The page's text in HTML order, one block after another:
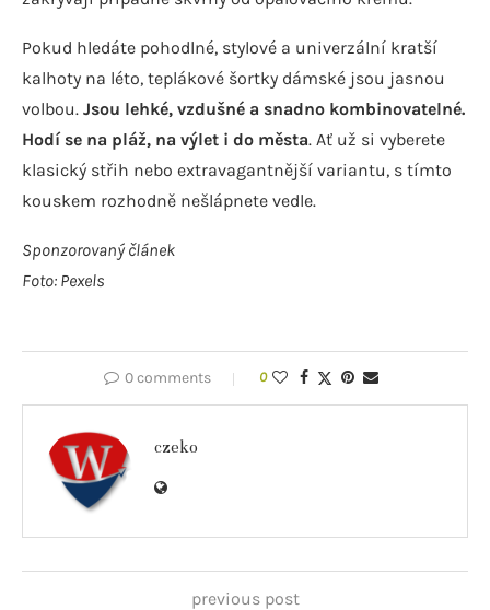
Pokud hledáte pohodlné, stylové a univerzální kratší
kalhoty na léto, teplákové šortky dámské jsou jasnou
volbou. Jsou lehké, vzdušné a snadno kombinovatelné.
Hodí se na pláž, na výlet i do města. Ať už si vyberete
klasický střih nebo extravagantnější variantu, s tímto
kouskem rozhodně nešlápnete vedle.
Sponzorovaný článek
Foto: Pexels
0 comments 0
czeko
previous post